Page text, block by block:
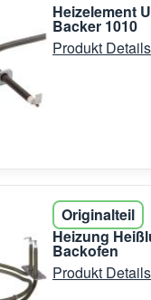
Heizelement
Backer 1010
Produkt Details
Originalteil
Heizung
Backofen
Produkt Details